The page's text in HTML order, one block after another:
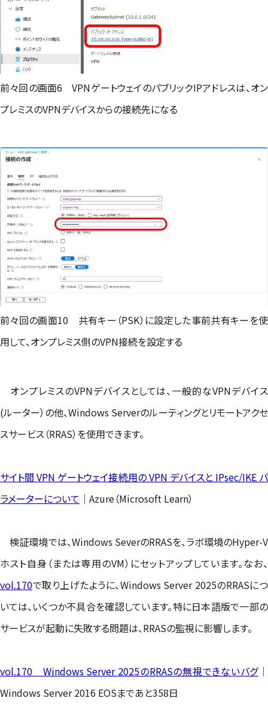
前々回の画面6 VPNゲートウェイのパブリックIPアドレスは、オン
プレミスのVPNデバイスからの接続先になる
前々回の画面10 共有キー（PSK）に設定した事前共有キーを使
用して、オンプレミス側のVPN接続を設定する
オンプレミスのVPNデバイスとしては、一般的なVPNデバイス
(ルーター）の他、Windows Serverのルーティングとリモートアクセ
スサービス（RRAS）を使用できます。
サイト間 VPN ゲートウェイ接続用の VPN デバイスと IPsec/IKE パ
ラメーターについて ｜Azure（Microsoft Learn）
検証環境では、Windows SeverのRRASを、ラボ環境のHyper-V
ホスト自身（または専用のVM）にセットアップしています。なお、
vol.170で取り上げたように、Windows Server 2025のRRASにつ
いては、いくつか不具合を確認しています。特に日本語版で一部の
サービスが起動に失敗する問題は、RRASの監視に影響します。
vol.170 Windows Server 2025のRRASの無視できないバグ｜
Windows Server 2016 EOSまであと358日